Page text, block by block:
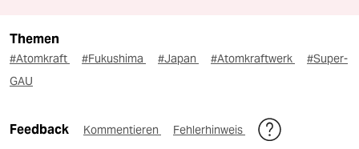
Themen
#Atomkraft #Fukushima #Japan #Atomkraftwerk
#Super-
GAU
Feedback Kommentieren Fehlerhinweis